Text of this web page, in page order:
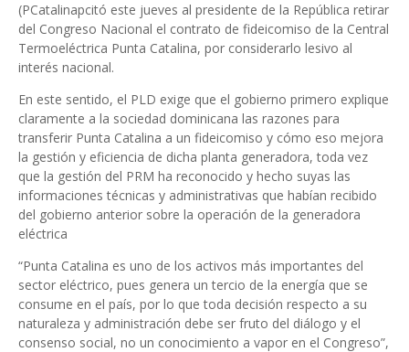
(PCatalinapcitó este jueves al presidente de la República retirar
del Congreso Nacional el contrato de fideicomiso de la Central
Termoeléctrica Punta Catalina, por considerarlo lesivo al
interés nacional.
En este sentido, el PLD exige que el gobierno primero explique
claramente a la sociedad dominicana las razones para
transferir Punta Catalina a un fideicomiso y cómo eso mejora
la gestión y eficiencia de dicha planta generadora, toda vez
que la gestión del PRM ha reconocido y hecho suyas las
informaciones técnicas y administrativas que habían recibido
del gobierno anterior sobre la operación de la generadora
eléctrica
“Punta Catalina es uno de los activos más importantes del
sector eléctrico, pues genera un tercio de la energía que se
consume en el país, por lo que toda decisión respecto a su
naturaleza y administración debe ser fruto del diálogo y el
consenso social, no un conocimiento a vapor en el Congreso”,